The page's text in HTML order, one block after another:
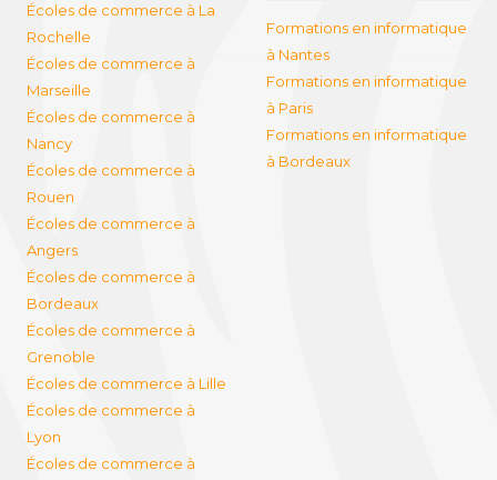
Écoles de commerce à La
Rochelle
Écoles de commerce à
Marseille
Écoles de commerce à
Nancy
Écoles de commerce à
Rouen
Écoles de commerce à
Angers
Écoles de commerce à
Bordeaux
Écoles de commerce à
Grenoble
Écoles de commerce à Lille
Écoles de commerce à
Lyon
Écoles de commerce à
Formations en informatique
à Nantes
Formations en informatique
à Paris
Formations en informatique
à Bordeaux